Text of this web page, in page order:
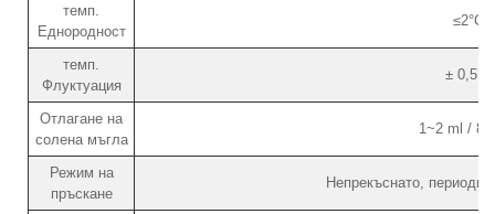
темп.
Еднородност
≤2°C
темп.
Флуктуация
± 0,5°C
Отлагане на
солена мъгла
1~2 ml /
Режим на
пръскане
Непрекъснато,